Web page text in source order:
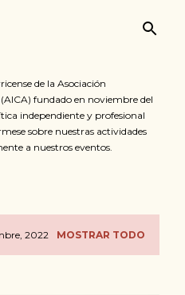
de la Asociación
fundado en noviembre del
independiente y profesional
sobre nuestras actividades
a nuestros eventos.
2022 MOSTRAR TODO